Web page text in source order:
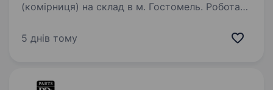
(комірниця) на склад в м. Гостомель. Робота
товару (поліграфічна та книжкова продукція)
5 днів тому